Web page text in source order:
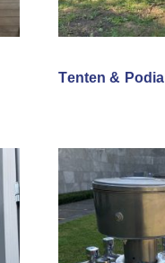
Tenten & Podia